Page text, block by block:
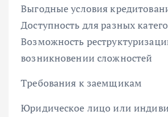
Выгодные условия
Доступность для разных
Возможность
возникновении сложностей
Требования к заемщикам
Юридическое лицо или